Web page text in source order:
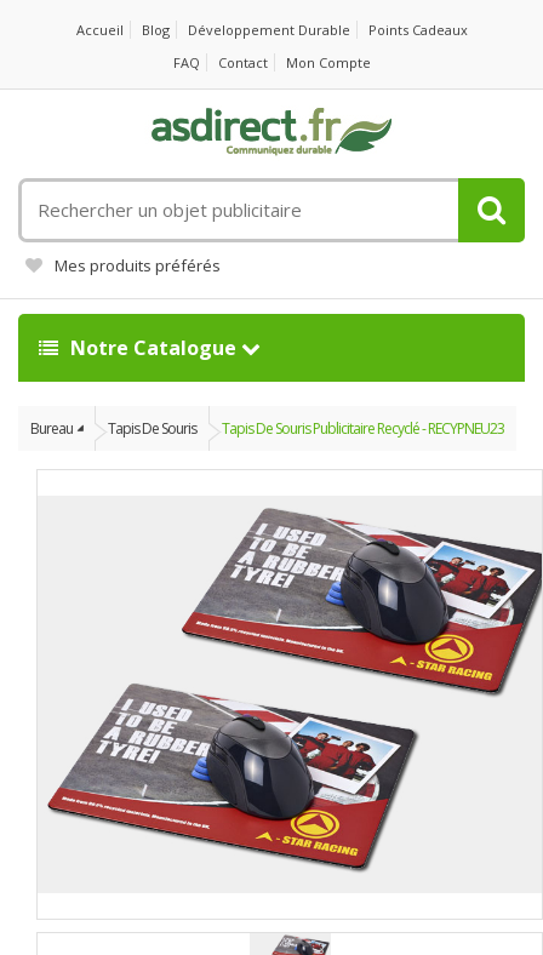
Accueil Blog Développement Durable
Points Cadeaux
FAQ
Contact Mon Compte
un
objet
publicitaire
Mes produits préférés
Notre Catalogue
Bureau Tapis De Souris Tapis De Souris Publicitaire Recyclé - RECYPNEU23